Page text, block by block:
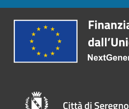
Città di Seregno